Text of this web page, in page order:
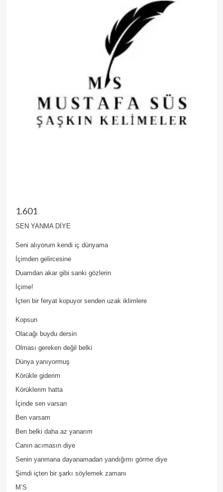
1.601
SEN YANMA DİYE
Seni alıyorum kendi iç dünyama
İçimden gelircesine
Duamdan akar gibi sanki gözlerin
İçime!
İçten bir feryat kopuyor senden uzak iklimlere
Kopsun
Olacağı buydu dersin
Olması gereken değil belki
Dünya yanıyormuş
Körükle giderim
Körüklerim hatta
İçinde sen varsan
Ben varsam
Ben belki daha az yanarım
Canın acımasın diye
Senin yanmana dayanamadan yandığımı görme diye
Şimdi içten bir şarkı söylemek zamanı
M’S